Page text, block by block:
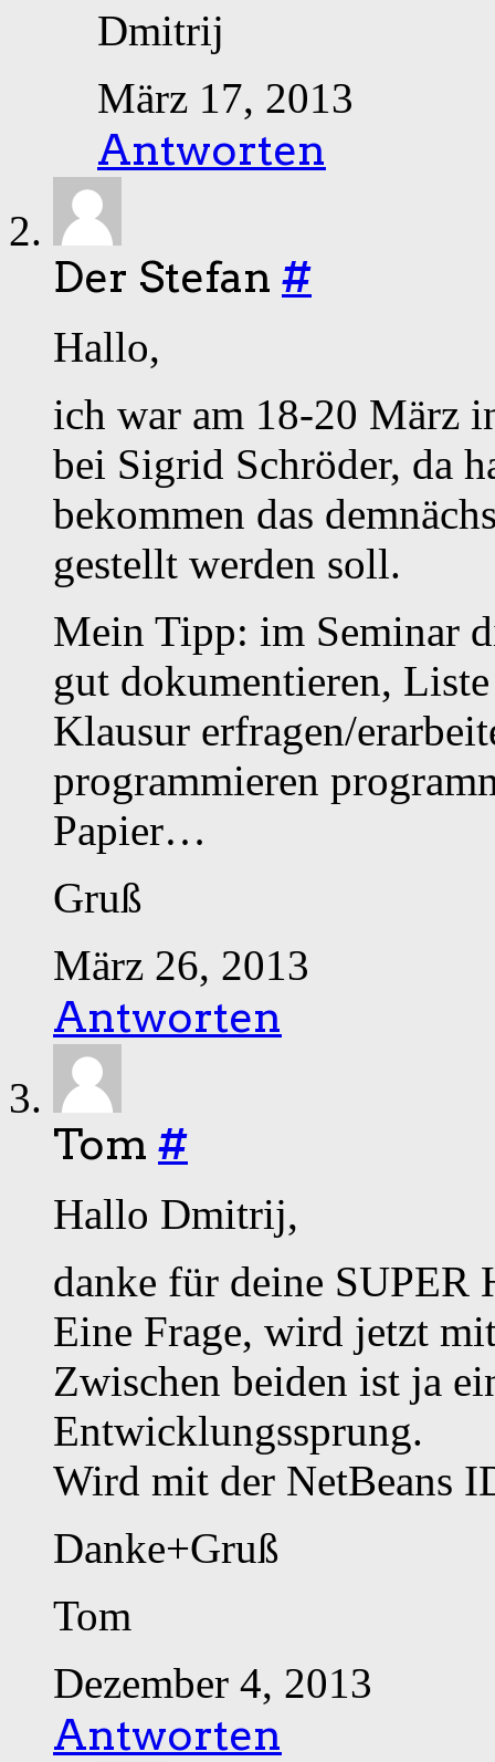
Dmitrij
März 17, 2013
Antworten
Der Stefan #
Hallo,
ich war am 18-20 März
bei Sigrid Schröder, da
bekommen das
gestellt werden soll.
Mein Tipp: im Seminar
gut dokumentieren,
Klausur erfragen/
programmieren
Papier…
Gruß
März 26, 2013
Antworten
Tom #
Hallo Dmitrij,
danke für deine SUPER
Eine Frage, wird jetzt
Zwischen beiden ist ja
Entwicklungssprung.
Wird mit der NetBeans
Danke+Gruß
Tom
Dezember 4, 2013
Antworten